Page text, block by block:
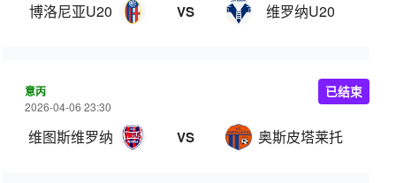
博洛尼亚U20 VS 维罗纳U20
意丙
2026-04-06 23:30
维图斯维罗纳 VS 奥斯皮塔莱托
已结束